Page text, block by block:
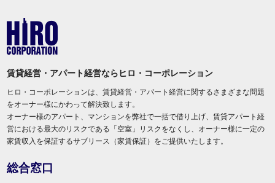
賃貸経営・アパート経営ならヒロ・コーポレーション
ヒロ・コーポレーションは、賃貸経営・アパート経営に関するさまざまな問題
をオーナー様にかわって解決致します。
オーナー様のアパート、マンションを弊社で一括で借り上げ、賃貸アパート経
営における最大のリスクである「空室」リスクをなくし、オーナー様に一定の
家賃収入を保証するサブリース（家賃保証）をご提供いたします。
総合窓口